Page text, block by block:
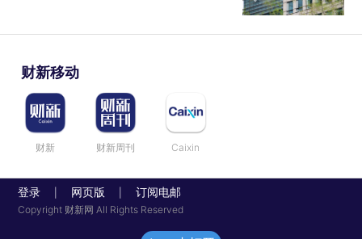
财新移动
财新 财新周刊 Caixin
登录 网页版 订阅电邮
Copyright 财新网 All Rights Reserved